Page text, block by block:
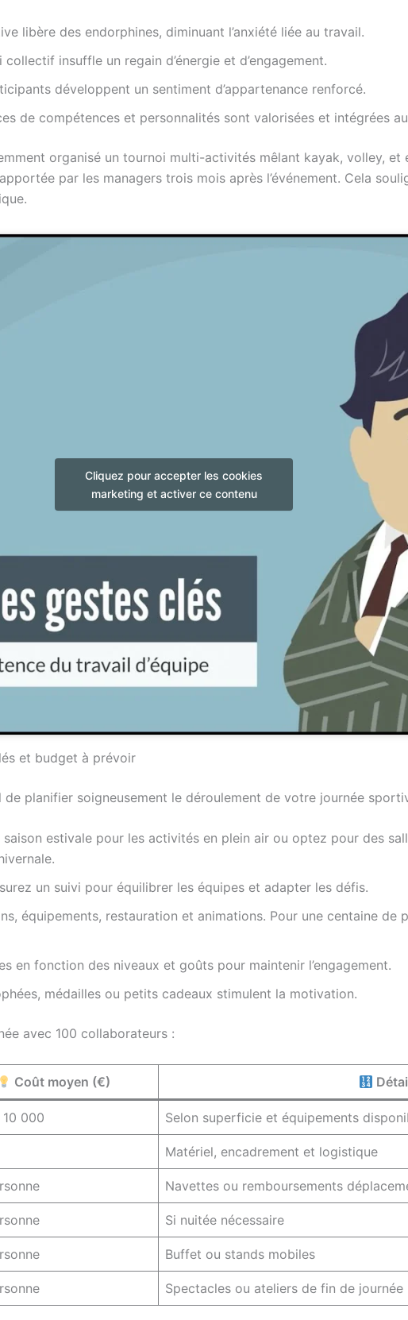
libère des endorphines, diminuant l’anxiété liée au travail.
collectif insuffle un regain d’énergie et d’engagement.
développent un sentiment d’appartenance renforcé.
de compétences et personnalités sont valorisées et intégrées
organisé un tournoi multi-activités mêlant kayak, volley, et
par les managers trois mois après l’événement. Cela
Cliquez pour accepter les cookies
marketing et activer ce contenu
et budget à prévoir
planifier soigneusement le déroulement de votre journée
estivale pour les activités en plein air ou optez pour des
un suivi pour équilibrer les équipes et adapter les défis.
équipements, restauration et animations. Pour une centaine
en fonction des niveaux et goûts pour maintenir l’engagement.
médailles ou petits cadeaux stimulent la motivation.
avec 100 collaborateurs :
Coût moyen (€)
10 000 Selon superficie et équipements
Matériel, encadrement et logistique
Navettes ou remboursements
Si nuitée nécessaire
Buffet ou stands mobiles
Spectacles ou ateliers de fin de journée